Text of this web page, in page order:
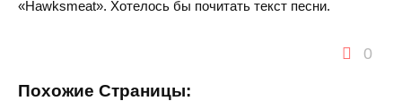
«Hawksmeat». Хотелось бы почитать текст песни.
0
Похожие Страницы: